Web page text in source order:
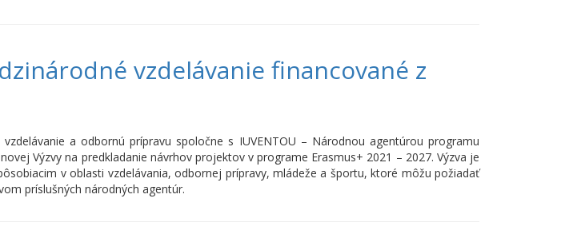
vzdelávanie financované z
a odbornú prípravu spoločne s IUVENTOU – Národnou agentúrou programu
Výzvy na predkladanie návrhov projektov v programe Erasmus+ 2021 – 2027. Výzva je
v oblasti vzdelávania, odbornej prípravy, mládeže a športu, ktoré môžu požiadať
príslušných národných agentúr.